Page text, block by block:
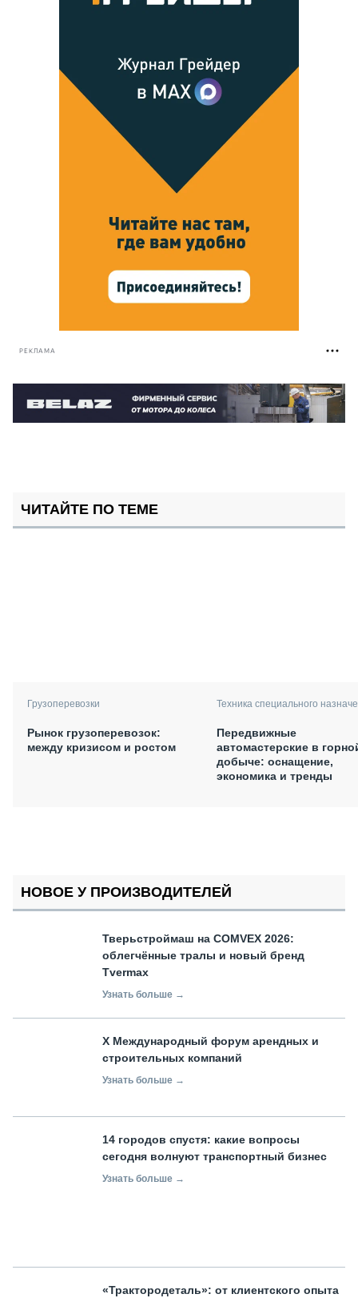
РЕКЛАМА
ЧИТАЙТЕ ПО ТЕМЕ
Грузоперевозки
Рынок грузоперевозок:
между кризисом и ростом
Техника специального
Передвижные
автомастерские в
добыче: оснащение,
экономика и тренды
НОВОЕ У ПРОИЗВОДИТЕЛЕЙ
Тверьстроймаш на COMVEX 2026:
облегчённые тралы и новый бренд
Tvermax
Узнать больше →
X Международный форум арендных и
строительных компаний
Узнать больше →
14 городов спустя: какие вопросы
сегодня волнуют транспортный бизнес
Узнать больше →
«Трактородеталь»: от клиентского опыта